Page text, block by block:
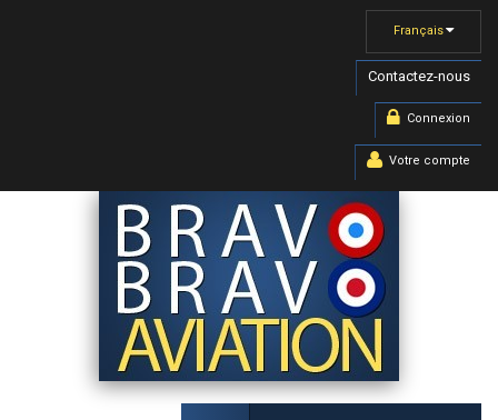
Français
Contactez-nous
Connexion
Votre compte